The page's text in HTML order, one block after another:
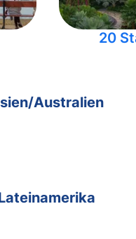
20
Australien